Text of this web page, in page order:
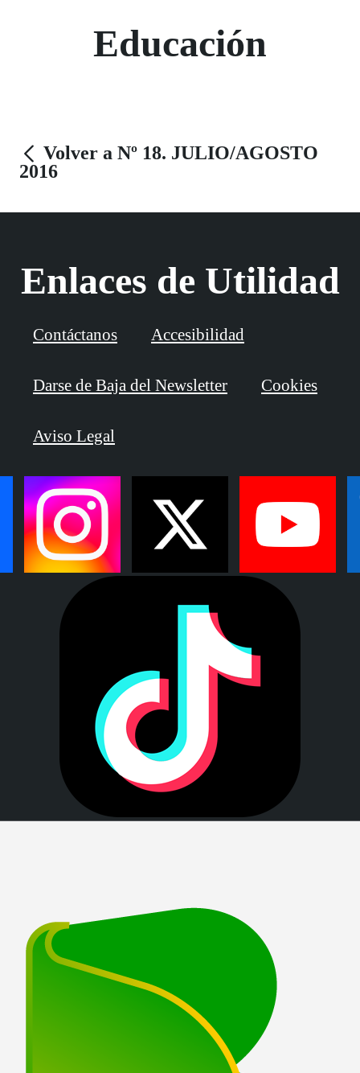
Educación
Volver a Nº 18. JULIO/AGOSTO
2016
Enlaces de Utilidad
Contáctanos Accesibilidad
Darse de Baja del Newsletter Cookies
Aviso Legal